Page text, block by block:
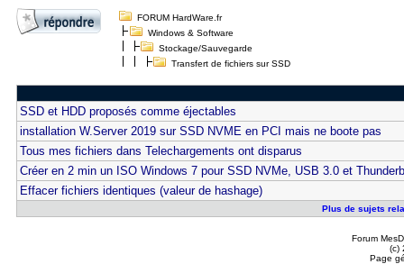
FORUM HardWare.fr
Windows & Software
Stockage/Sauvegarde
Transfert de fichiers sur SSD
SSD et HDD proposés comme éjectables
installation W.Server 2019 sur SSD NVME en PCI mais ne boote pas
Tous mes fichiers dans Telechargements ont disparus
Créer en 2 min un ISO Windows 7 pour SSD NVMe, USB 3.0 et
Effacer fichiers identiques (valeur de hashage)
Plus de sujets
Forum
(c)
Page